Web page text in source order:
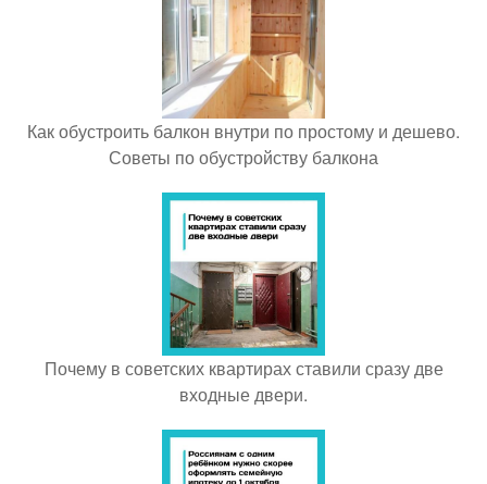
Как обустроить балкон внутри по простому и дешево.
Советы по обустройству балкона
Почему в советских квартирах ставили сразу две
входные двери.